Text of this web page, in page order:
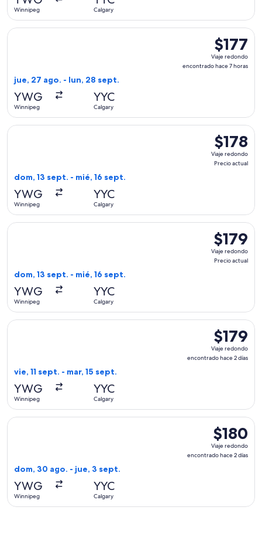
Winnipeg Calgary
$177
Viaje
redondo,
$177
Viaje redondo
encontrado hace 7 horas
jue, 27 ago. - lun, 28 sept.
YWG
Winnipeg
YYC
Calgary
Seleccionar vuelo de Flair Airlines, con salida el jue, 27
$178
Viaje
redondo,
$178
Viaje redondo
Precio actual
dom, 13 sept. - mié, 16 sept.
YWG
Winnipeg
YYC
Calgary
Seleccionar vuelo de WestJet, con salida el dom, 13 sept.
$179
Viaje
redondo,
$179
Viaje redondo
Precio actual
dom, 13 sept. - mié, 16 sept.
YWG
Winnipeg
YYC
Calgary
Seleccionar vuelo de Air Canada, con salida el dom, 13
$179
Viaje
redondo,
$179
Viaje redondo
encontrado hace 2 días
vie, 11 sept. - mar, 15 sept.
YWG
Winnipeg
YYC
Calgary
Seleccionar vuelo de WestJet, con salida el vie, 11 sept.
$180
Viaje
redondo,
$180
Viaje redondo
encontrado hace 2 días
dom, 30 ago. - jue, 3 sept.
YWG
Winnipeg
YYC
Calgary
Seleccionar vuelo de WestJet, con salida el dom, 30 ago.